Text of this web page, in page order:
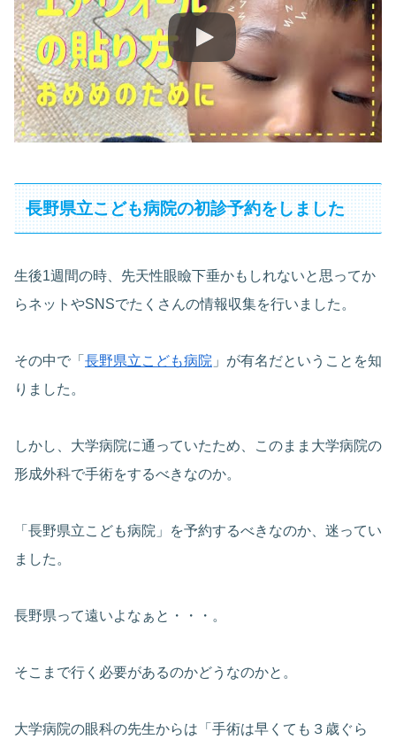
長野県立こども病院の初診予約をしました
生後1週間の時、先天性眼瞼下垂かもしれないと思ってか
らネットやSNSでたくさんの情報収集を行いました。
その中で「 長野県立こども病院 」が有名だということを知
りました。
しかし、大学病院に通っていたため、このまま大学病院の
形成外科で手術をするべきなのか。
「長野県立こども病院」を予約するべきなのか、迷ってい
ました。
長野県って遠いよなぁと・・・。
そこまで行く必要があるのかどうなのかと。
大学病院の眼科の先生からは「手術は早くても３歳ぐら